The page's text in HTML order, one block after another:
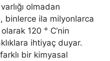
olmadan
binlerce ila milyonlarca
120 ° C’nin
ihtiyaç duyar.
bir kimyasal